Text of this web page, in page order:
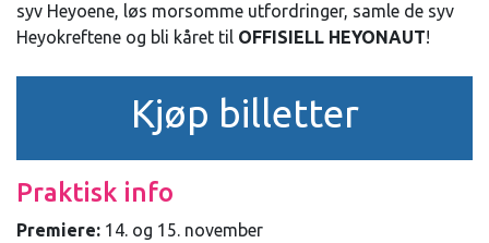
syv Heyoene, løs morsomme utfordringer, samle de syv
Heyokreftene og bli kåret til OFFISIELL HEYONAUT!
Kjøp billetter
Praktisk info
Premiere: 14. og 15. november